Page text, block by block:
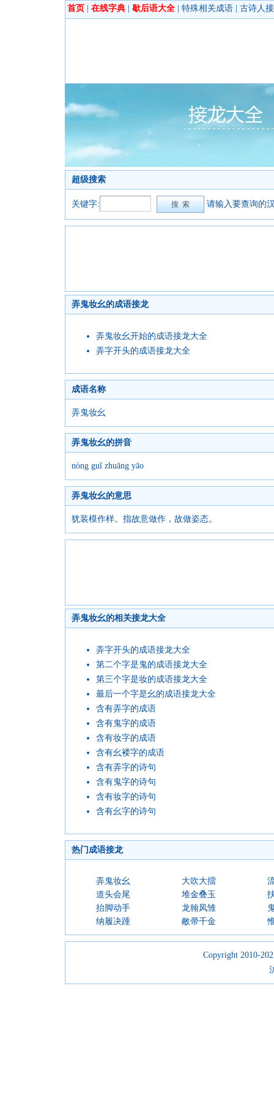
首页 在线字典 歇后语大全 特殊相关成语 古诗人
超级搜索
关键字: 请输入要查询的
弄鬼妆幺的成语接龙
弄鬼妆幺开始的成语接龙大全
弄字开头的成语接龙大全
成语名称
弄鬼妆幺
弄鬼妆幺的拼音
nòng guǐ zhuāng yāo
弄鬼妆幺的意思
犹装模作样。指故意做作，故做姿态。
弄鬼妆幺的相关接龙大全
弄字开头的成语接龙大全
第二个字是鬼的成语接龙大全
第三个字是妆的成语接龙大全
最后一个字是幺的成语接龙大全
含有弄字的成语
含有鬼字的成语
含有妆字的成语
含有幺褛字的成语
含有弄字的诗句
含有鬼字的诗句
含有妆字的诗句
含有幺字的诗句
热门成语接龙
弄鬼妆幺 大吹大擂
道头会尾
堆金叠玉
抬脚动手
龙翰凤雏
纳履决踵
敝帚千金
Copyright 2010-